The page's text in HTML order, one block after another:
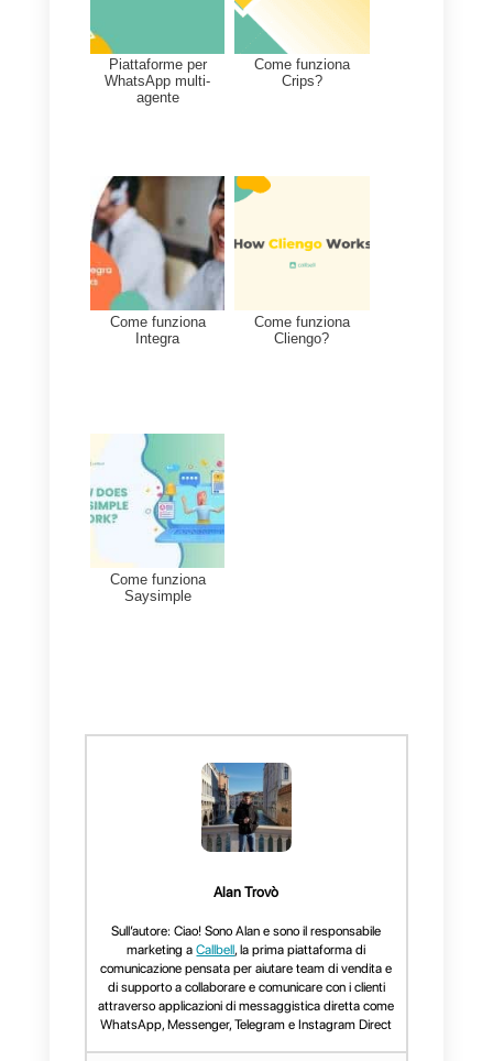
i processi di vendita e supporto,
mantenere i portafogli
per eseguire le attività in modo
rapido ed esaustivo.
Se desideri accedere a un
Accedi alla lista cliccando qui
In questo senso, la migliore
alternativa a Chattigo è Callbell.
vendite o call center, che ti
consente di gestire un numero
illimitato di messaggi, aggiungere
statistiche complete sul tuo
processo di comunicazione,
da usare e capace di offrirti